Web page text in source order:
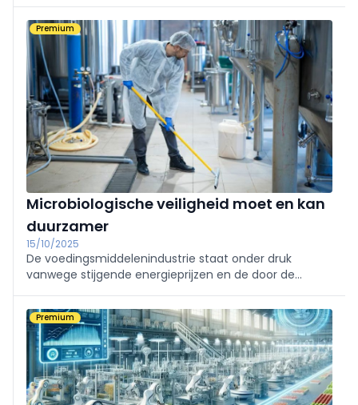
duurzaamheid aangescherpt, én wordt aandacht
besteed aan de impact van digitalisatie, cybersecurity
en artificiële intelligentie (AI) op de bovenvermelde
vereisten.
Premium
Microbiologische veiligheid moet en kan
duurzamer
15/10/2025
De voedingsmiddelenindustrie staat onder druk
vanwege stijgende energieprijzen en de door de
energietransitie. In het beklaagdenbankje zitten onder
meer pasteurisatie en sterilisatie ...
Premium